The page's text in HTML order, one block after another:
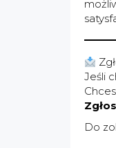
Jeśli
Do